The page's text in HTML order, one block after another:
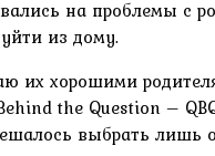
на проблемы с
из дому.
их хорошими
the Question –
выбрать лишь